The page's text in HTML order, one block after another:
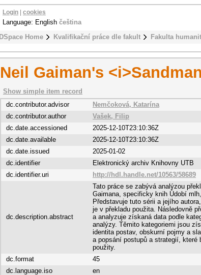
DSpace Home Kvalifikační práce dle fakult Fakulta
Login cookies
Language: English čeština
Neil Gaiman's
Show simple item record
dc.contributor.advisor
Nemčoková, Katarína
dc.contributor.author
Vašek, Filip
dc.date.accessioned
2025-12-10T23:10:36Z
dc.date.available
2025-12-10T23:10:36Z
dc.date.issued
2025-01-02
dc.identifier
Elektronický archiv Knihovny UTB
dc.identifier.uri
http://hdl.handle.net/10563/58689
dc.description.abstract
Tato práce se zabývá analýzou
Gaimana, specificky knih Údobí
Představuje tuto sérii a jejího
je v překladu použita. Následovně
a analyzuje získaná data podle
analýzy. Těmito kategoriemi jsou
identita postav, obskurní pojmy a
a popsání postupů a strategií, které
použity.
dc.format
45
dc.language.iso
en